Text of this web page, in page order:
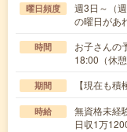
曜日頻度
週3日～（
の曜日があ
時間
お子さんの
18:00（休
期間 【現在も
時給
無資格未
日収1万